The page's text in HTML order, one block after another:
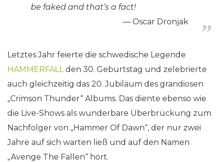
be faked and that’s a fact!
Oscar Dronjak
Letztes Jahr feierte die schwedische Legende
HAMMERFALLden 30. Geburtstag und zelebrierte
auch gleichzeitig das 20. Jubiläum des grandiosen
„Crimson Thunder“ Albums. Das diente ebenso wie
die Live-Shows als wunderbare Überbrückung zum
Nachfolger von „Hammer Of Dawn“, der nur zwei
Jahre auf sich warten ließ und auf den Namen
„Avenge The Fallen“ hört.